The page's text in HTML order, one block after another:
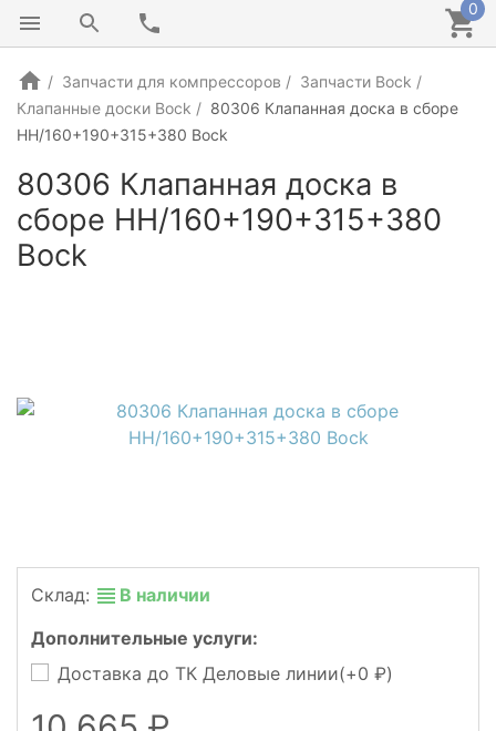
0
Запчасти для компрессоров
Запчасти Bock
Клапанные доски Bock
80306 Клапанная доска в сборе
HH/160+190+315+380 Bock
80306 Клапанная доска в
сборе HH/160+190+315+380
Bock
Склад:
В наличии
Дополнительные услуги:
Доставка до ТК Деловые линии(+0 )